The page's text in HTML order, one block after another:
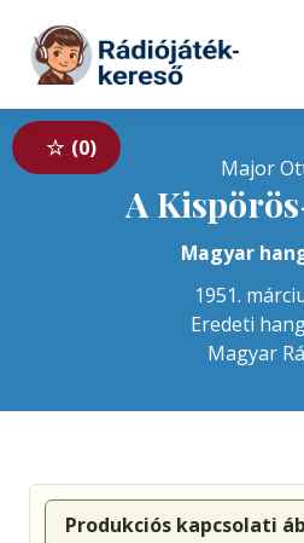
Tovább a tartalomhoz
0
Major
A
Magyar
1951.
Eredeti
Magyar
Produkciós kapcsolati